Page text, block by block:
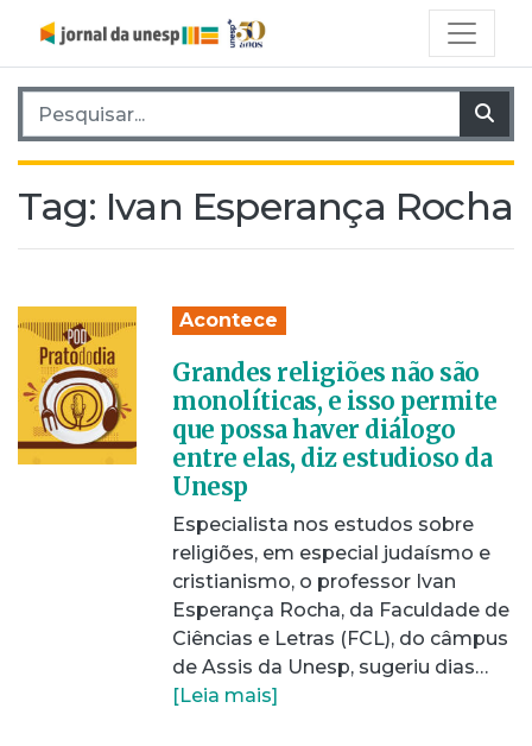
Pesquisar por:
Tag: Ivan Esperança Rocha
Acontece
Grandes religiões não são
monolíticas, e isso permite
que possa haver diálogo
entre elas, diz estudioso da
Unesp
Especialista nos estudos sobre
religiões, em especial judaísmo e
cristianismo, o professor Ivan
Esperança Rocha, da Faculdade de
Ciências e Letras (FCL), do câmpus
de Assis da Unesp, sugeriu dias…
[Leia mais]